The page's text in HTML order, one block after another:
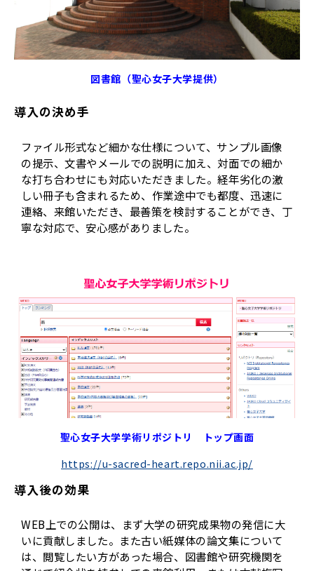
導入の決め手
ファイル形式など細かな仕様について、サンプル画像
の提示、文書やメールでの説明に加え、対面での細か
な打ち合わせにも対応いただきました。経年劣化の激
しい冊子も含まれるため、作業途中でも都度、迅速に
連絡、来館いただき、最善策を検討することができ、丁
寧な対応で、安心感がありました。
図書館（聖心女子大学提供）
聖心女子大学学術リポジトリ トップ画面
https://u-sacred-heart.repo.nii.ac.jp/
導入後の効果
WEB上での公開は、まず大学の研究成果物の発信に大
いに貢献しました。また古い紙媒体の論文集について
は、閲覧したい方があった場合、図書館や研究機関を